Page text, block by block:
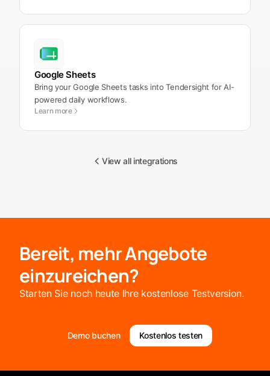
Google Sheets
Bring your Google Sheets tasks into Tendersight for AI-
powered daily workflows.
Learn more
View all integrations
Bereit, mehr Angebote
einzureichen?
Starten Sie noch heute Ihre kostenlose Testversion.
Demo buchen Kostenlos testen